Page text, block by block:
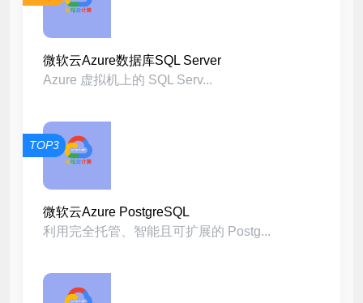
微软云Azure数据库SQL Server
Azure 虚拟机上的 SQL Serv...
TOP3
微软云Azure PostgreSQL
利用完全托管、智能且可扩展的 Postg...